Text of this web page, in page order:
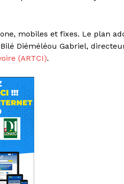
mobiles et fixes. Le plan
Diéméléou Gabriel,
(ARTCI).